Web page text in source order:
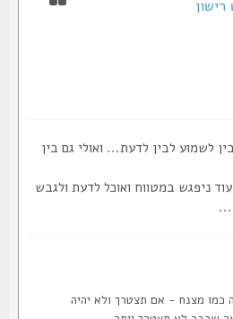
לבין לדעת... ואולי גם בין
במטווח ואוכל לדעת ולגבש
מצנח - אם תצטרך ולא יהיה